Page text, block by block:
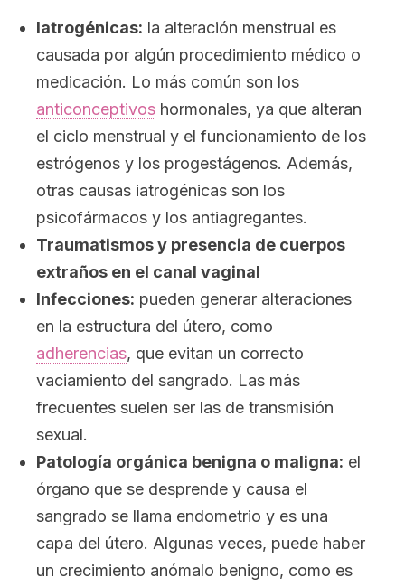
Iatrogénicas: la alteración menstrual es
causada por algún procedimiento médico o
medicación. Lo más común son los
anticonceptivos hormonales, ya que alteran
el ciclo menstrual y el funcionamiento de los
estrógenos y los progestágenos. Además,
otras causas iatrogénicas son los
psicofármacos y los antiagregantes.
Traumatismos y presencia de cuerpos
extraños en el canal vaginal
Infecciones: pueden generar alteraciones
en la estructura del útero, como
adherencias, que evitan un correcto
vaciamiento del sangrado. Las más
frecuentes suelen ser las de transmisión
sexual.
Patología orgánica benigna o maligna: el
órgano que se desprende y causa el
sangrado se llama endometrio y es una
capa del útero. Algunas veces, puede haber
un crecimiento anómalo benigno, como es